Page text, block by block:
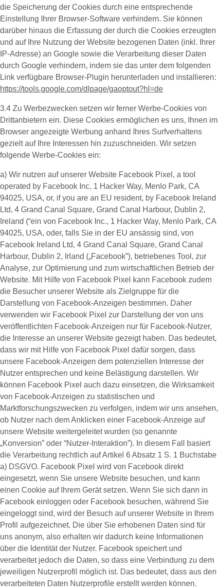
die Speicherung der Cookies durch eine entsprechende
Einstellung Ihrer Browser-Software verhindern. Sie können
darüber hinaus die Erfassung der durch die Cookies erzeugten
und auf Ihre Nutzung der Website bezogenen Daten (inkl. Ihrer
IP-Adresse) an Google sowie die Verarbeitung dieser Daten
durch Google verhindern, indem sie das unter dem folgenden
Link verfügbare Browser-Plugin herunterladen und installieren:
https://tools.google.com/dlpage/gaoptout?hl=de
3.4 Zu Werbezwecken setzen wir ferner Werbe-Cookies von
Drittanbietern ein. Diese Cookies ermöglichen es uns, Ihnen im
Browser angezeigte Werbung anhand Ihres Surfverhaltens
gezielt auf Ihre Interessen hin zuzuschneiden. Wir setzen
folgende Werbe-Cookies ein:
a) Wir nutzen auf unserer Website Facebook Pixel , a tool
operated by Facebook Inc, 1 Hacker Way, Menlo Park, CA
94025, USA, or, if you are an EU resident, by Facebook Ireland
Ltd, 4 Grand Canal Square, Grand Canal Harbour, Dublin 2,
Ireland (“ein von Facebook Inc., 1 Hacker Way, Menlo Park, CA
94025, USA, oder, falls Sie in der EU ansässig sind, von
Facebook Ireland Ltd, 4 Grand Canal Square, Grand Canal
Harbour, Dublin 2, Irland („Facebook”), betriebenes Tool, zur
Analyse, zur Optimierung und zum wirtschaftlichen Betrieb der
Website. Mit Hilfe von Facebook Pixel kann Facebook zudem
die Besucher unserer Website als Zielgruppe für die
Darstellung von Facebook-Anzeigen bestimmen. Daher
verwenden wir Facebook Pixel zur Darstellung der von uns
veröffentlichten Facebook-Anzeigen nur für Facebook-Nutzer,
die Interesse an unserer Website gezeigt haben. Das bedeutet,
dass wir mit Hilfe von Facebook Pixel dafür sorgen, dass
unsere Facebook-Anzeigen dem potenziellen Interesse der
Nutzer entsprechen und keine Belästigung darstellen. Wir
können Facebook Pixel auch dazu einsetzen, die Wirksamkeit
von Facebook-Anzeigen zu statistischen und
Marktforschungszwecken zu verfolgen, indem wir uns ansehen,
ob Nutzer nach dem Anklicken einer Facebook-Anzeige auf
unsere Website weitergeleitet wurden (so genannte
„Konversion” oder “Nutzer-Interaktion”). In diesem Fall basiert
die Verarbeitung rechtlich auf Artikel 6 Absatz 1 S. 1 Buchstabe
a) DSGVO. Facebook Pixel wird von Facebook direkt
eingesetzt, wenn Sie unsere Website besuchen, und kann
einen Cookie auf Ihrem Gerät setzen. Wenn Sie sich dann in
Facebook einloggen oder Facebook besuchen, während Sie
eingeloggt sind, wird der Besuch auf unserer Website in Ihrem
Profil aufgezeichnet. Die über Sie erhobenen Daten sind für
uns anonym, also erhalten wir dadurch keine Informationen
über die Identität der Nutzer. Facebook speichert und
verarbeitet jedoch die Daten, so dass eine Verbindung zu dem
jeweiligen Nutzerprofil möglich ist. Das bedeutet, dass aus den
verarbeiteten Daten Nutzerprofile erstellt werden können.